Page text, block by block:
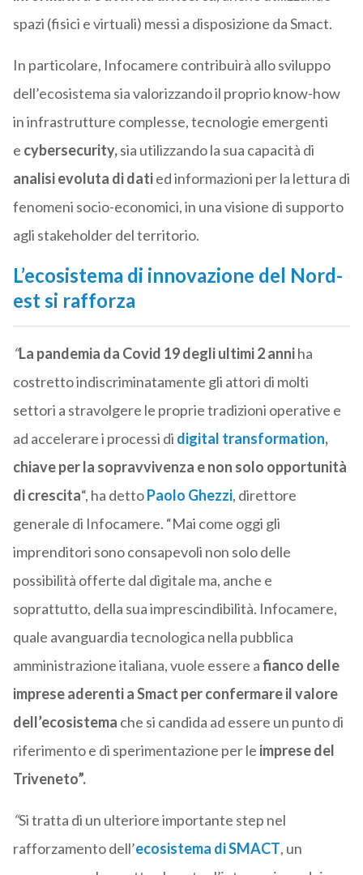
spazi (fisici e virtuali) messi a disposizione da Smact.
In particolare, Infocamere contribuirà allo sviluppo
dell’ecosistema sia valorizzando il proprio know-how
in infrastrutture complesse, tecnologie emergenti
e cybersecurity,sia utilizzando la sua capacità di
analisi evoluta di datied informazioni per la lettura di
fenomeni socio-economici, in una visione di supporto
agli stakeholder del territorio.
L’ecosistema di innovazione del Nord-
est si rafforza
“La pandemia da Covid 19 degli ultimi 2 anniha
costretto indiscriminatamente gli attori di molti
settori a stravolgere le proprie tradizioni operative e
ad accelerare i processi di digital transformation,
chiave per la sopravvivenza e non solo opportunità
di crescita“, ha dettoPaolo Ghezzi, direttore
generale di Infocamere. “Mai come oggi gli
imprenditori sono consapevoli non solo delle
possibilità offerte dal digitale ma, anche e
soprattutto, della sua imprescindibilità. Infocamere,
quale avanguardia tecnologica nella pubblica
amministrazione italiana, vuole essere afianco delle
imprese aderenti a Smact per confermare il valore
dell’ecosistema che si candida ad essere un punto di
riferimento e di sperimentazione per le imprese del
Triveneto”.
“Si tratta di un ulteriore importante step nel
rafforzamento dell’ecosistema di SMACT, un